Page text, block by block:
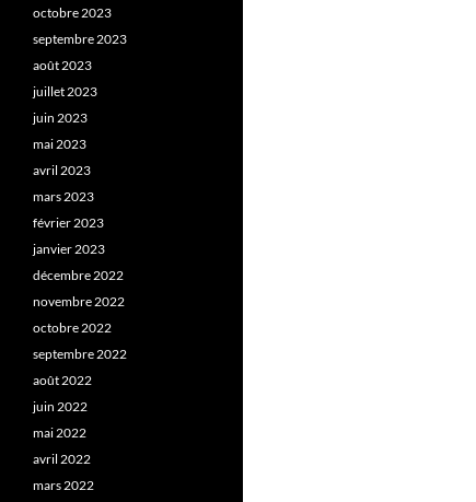
octobre 2023
septembre 2023
août 2023
juillet 2023
juin 2023
mai 2023
avril 2023
mars 2023
février 2023
janvier 2023
décembre 2022
novembre 2022
octobre 2022
septembre 2022
août 2022
juin 2022
mai 2022
avril 2022
mars 2022